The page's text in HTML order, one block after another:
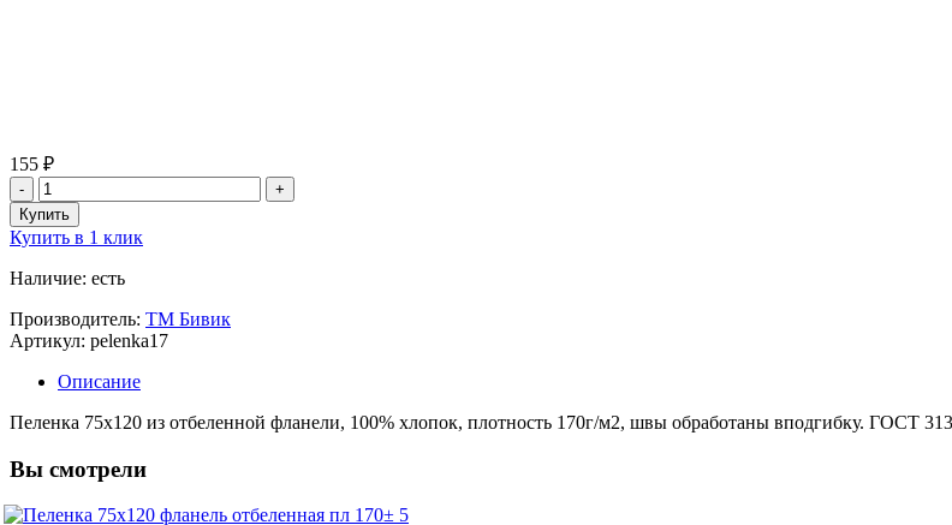
155 ₽
Купить в 1 клик
Наличие: есть
Производитель: ТМ Бивик
Артикул: pelenka17
Описание
Пеленка 75х120 из отбеленной фланели, 100% хлопок, плотность 170г/м2, швы обработаны вподгибку. ГОСТ
Вы смотрели